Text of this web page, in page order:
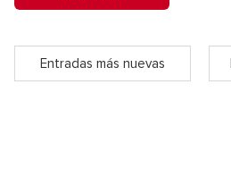
Entradas más nuevas